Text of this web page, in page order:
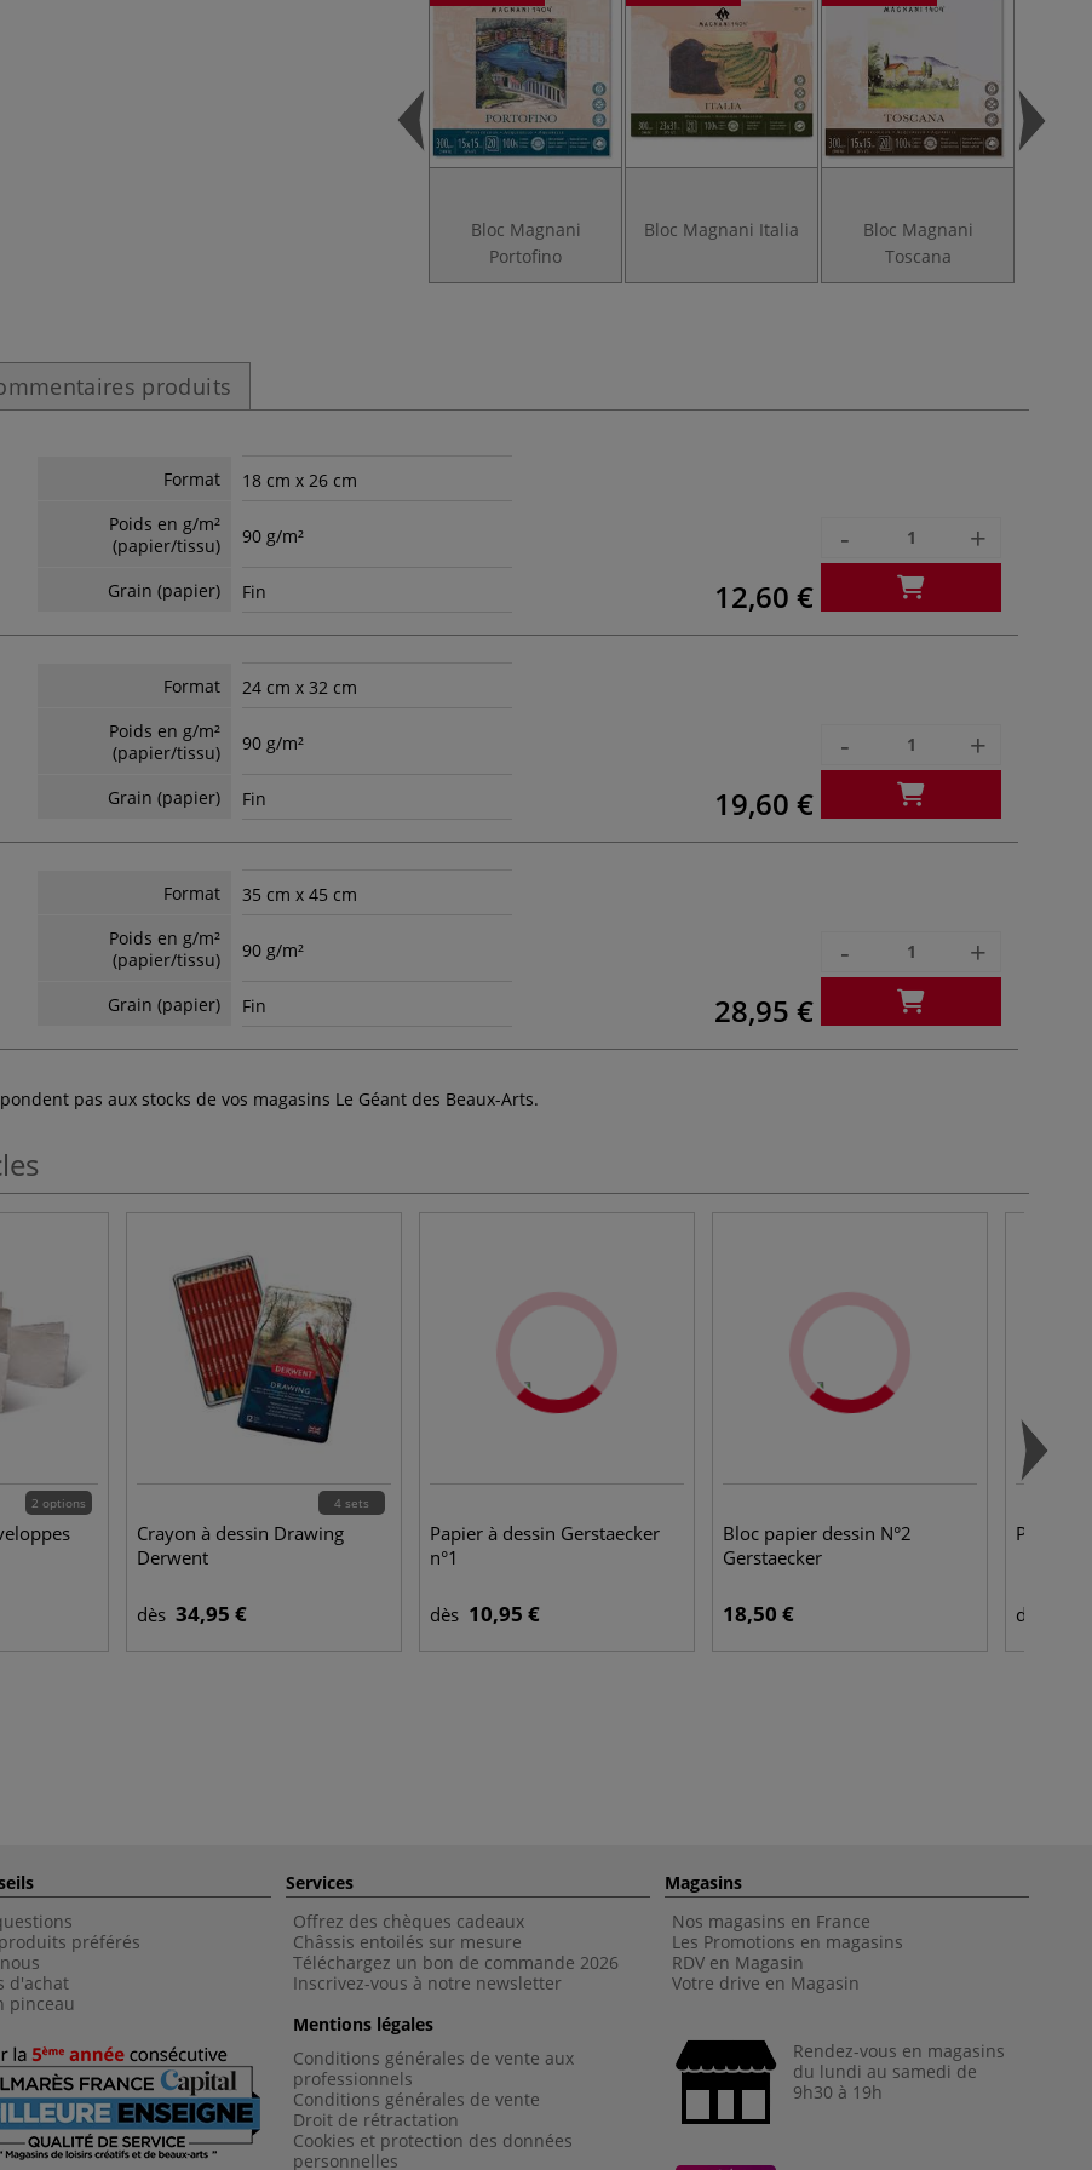
Bloc Magnani
Portofino
Bloc Magnani Italia
Bloc Magnani
Toscana
produits
Format
18 cm x 26 cm
Poids en g/m²
(papier/tissu)
90 g/m²
Grain (papier) Fin 12,60 €
- +
Format
24 cm x 32 cm
Poids en g/m²
(papier/tissu)
90 g/m²
Grain (papier) Fin 19,60 €
- +
Format
35 cm x 45 cm
Poids en g/m²
(papier/tissu)
90 g/m²
Grain (papier) Fin 28,95 €
- +
pas aux stocks de vos magasins Le Géant des Beaux-Arts.
2 options 4 sets
Crayon à dessin Drawing
Derwent
dès 34,95 €
Papier à dessin Gerstaecker
n°1
dès 10,95 €
Bloc papier dessin N°2
Gerstaecker
18,50 €
Papier
dès
préférés
d'achat
pinceau
Services
Offrez des chèques cadeaux
Châssis entoilés sur mesure
Téléchargez un bon de commande 2026
Inscrivez-vous à notre newsletter
Mentions légales
Conditions générales de vente aux
professionnels
Conditions générales de vente
Droit de rétractation
Cookies et protection des données
personnelles
Magasins
Nos magasins en France
Les Promotions en magasins
RDV en Magasin
Votre drive en Magasin
Rendez-vous en magasins
du lundi au samedi de
9h30 à 19h